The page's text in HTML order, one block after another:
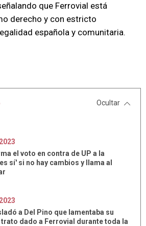
que Ferrovial está
derecho y con estricto
española y comunitaria.
Ocultar
2023
el voto en contra de UP a la
sí' si no hay cambios y llama al
2023
a Del Pino que lamentaba su
dado a Ferrovial durante toda la